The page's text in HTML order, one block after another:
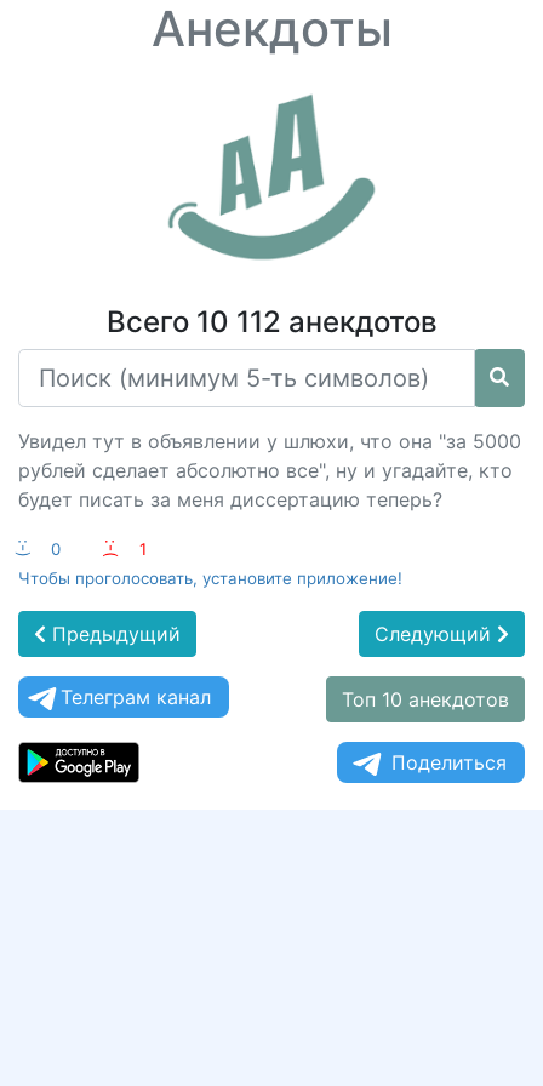
Анекдоты
Всего 10 112 анекдотов
Увидел тут в объявлении у шлюхи, что она "за 5000
рублей сделает абсолютно все", ну и угадайте, кто
будет писать за меня диссертацию теперь?
:-) 0 :-(
1
Чтобы проголосовать, установите приложение!
Предыдущий Следующий
Телеграм канал Топ 10 анекдотов
Поделиться